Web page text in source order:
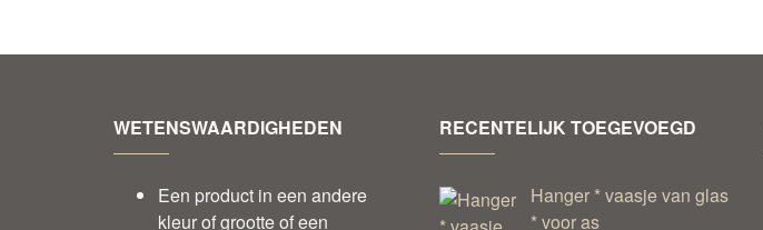
WETENSWAARDIGHEDEN
Een product in een andere
kleur of grootte of een
RECENTELIJK TOEGEVOEGD
Hanger * vaasje van glas
* voor as